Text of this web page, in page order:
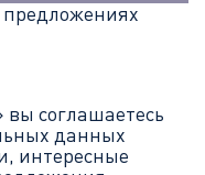
соглашаетесь
данных
интересные